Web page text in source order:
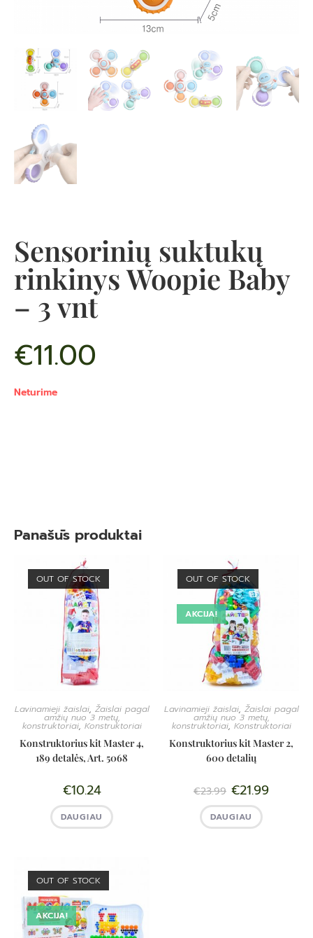
Sensorinių suktukų
rinkinys Woopie Baby
– 3 vnt
€11.00
Neturime
Panašūs produktai
OUT OF STOCK
Lavinamieji žaislai, Žaislai pagal
amžių nuo 3 metų,
konstruktoriai, Konstruktoriai
Konstruktorius kit Master 4,
189 detalės, Art. 5068
€10.24
DAUGIAU
OUT OF STOCK
AKCIJA!
Lavinamieji žaislai, Žaislai pagal
amžių nuo 3 metų,
konstruktoriai, Konstruktoriai
Konstruktorius kit Master 2,
600 detalių
€23.99 €21.99
DAUGIAU
OUT OF STOCK
AKCIJA!